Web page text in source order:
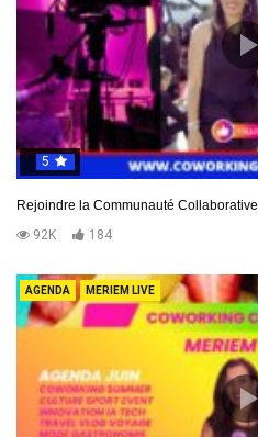
5
Rejoindre la Communauté Collaborative
92K
184
AGENDA MERIEM LIVE